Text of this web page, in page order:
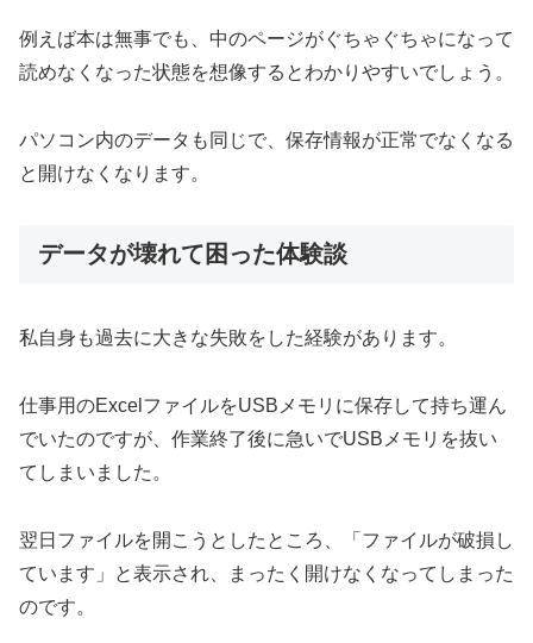
例えば本は無事でも、中のページがぐちゃぐちゃになって
読めなくなった状態を想像するとわかりやすいでしょう。
パソコン内のデータも同じで、保存情報が正常でなくなる
と開けなくなります。
データが壊れて困った体験談
私自身も過去に大きな失敗をした経験があります。
仕事用のExcelファイルをUSBメモリに保存して持ち運ん
でいたのですが、作業終了後に急いでUSBメモリを抜い
てしまいました。
翌日ファイルを開こうとしたところ、「ファイルが破損し
ています」と表示され、まったく開けなくなってしまった
のです。